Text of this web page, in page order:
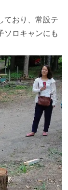
ており、常設テ
ロキャンにも